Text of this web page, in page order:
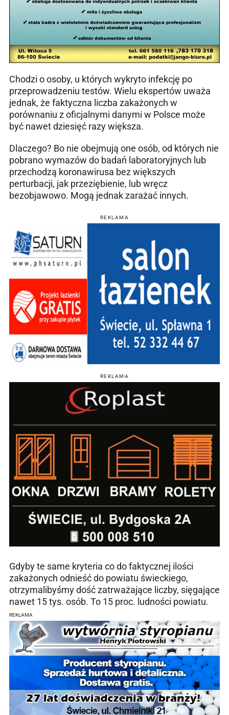
Chodzi o osoby, u których wykryto infekcję po
przeprowadzeniu testów. Wielu ekspertów uważa
jednak, że faktyczna liczba zakażonych w
porównaniu z oficjalnymi danymi w Polsce może
być nawet dziesięć razy większa.
Dlaczego? Bo nie obejmują one osób, od których nie
pobrano wymazów do badań laboratoryjnych lub
przechodzą koronawirusa bez większych
perturbacji, jak przeziębienie, lub wręcz
bezobjawowo. Mogą jednak zarażać innych.
REKLAMA
REKLAMA
Gdyby te same kryteria co do faktycznej ilości
zakażonych odnieść do powiatu świeckiego,
otrzymalibyśmy dość zatrważające liczby, sięgające
nawet 15 tys. osób. To 15 proc. ludności powiatu.
REKLAMA